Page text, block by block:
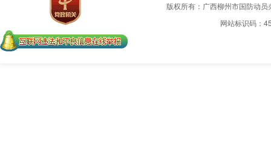
版权所有：广西柳州市国防动
网站标识码：